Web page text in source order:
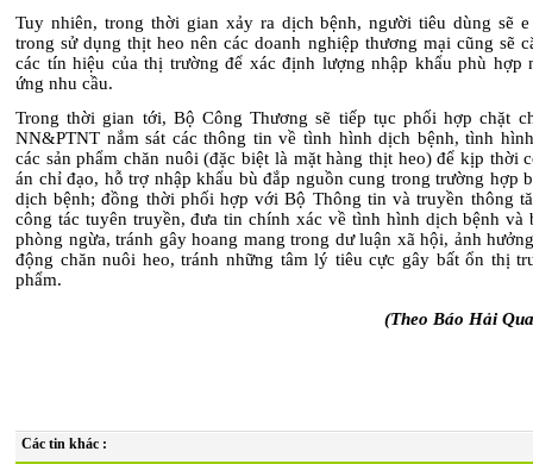
Tuy nhiên, trong thời gian xảy ra dịch bệnh, người tiêu dùng sẽ
trong sử dụng thịt heo nên các doanh nghiệp thương mại cũng sẽ
các tín hiệu của thị trường để xác định lượng nhập khẩu phù hợp
ứng nhu cầu.
Trong thời gian tới, Bộ Công Thương sẽ tiếp tục phối hợp chặt
NN&PTNT nắm sát các thông tin về tình hình dịch bệnh, tình
các sản phẩm chăn nuôi (đặc biệt là mặt hàng thịt heo) để kịp thời
án chỉ đạo, hỗ trợ nhập khẩu bù đắp nguồn cung trong trường hợp
dịch bệnh; đồng thời phối hợp với Bộ Thông tin và truyền thông
công tác tuyên truyền, đưa tin chính xác về tình hình dịch bệnh và
phòng ngừa, tránh gây hoang mang trong dư luận xã hội, ảnh
động chăn nuôi heo, tránh những tâm lý tiêu cực gây bất ổn thị
phẩm.
(Theo Báo Hải
Các tin khác :